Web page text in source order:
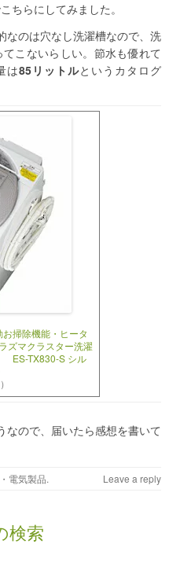
ちらにしてみました。
なのは穴なし洗濯槽なので、洗
こないらしい。節水も優れて
は85リットルというカタログ
お掃除機能・ヒータ
ズマクラスター洗濯
ES-TX830-S シル
なので、届いたら感想を書いて
電気製品. Leave a reply
検索